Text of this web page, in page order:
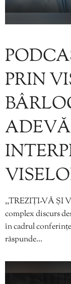
PRIN
,,TREZIȚI-VĂ ȘI
complex discurs
în cadrul
răspunde…